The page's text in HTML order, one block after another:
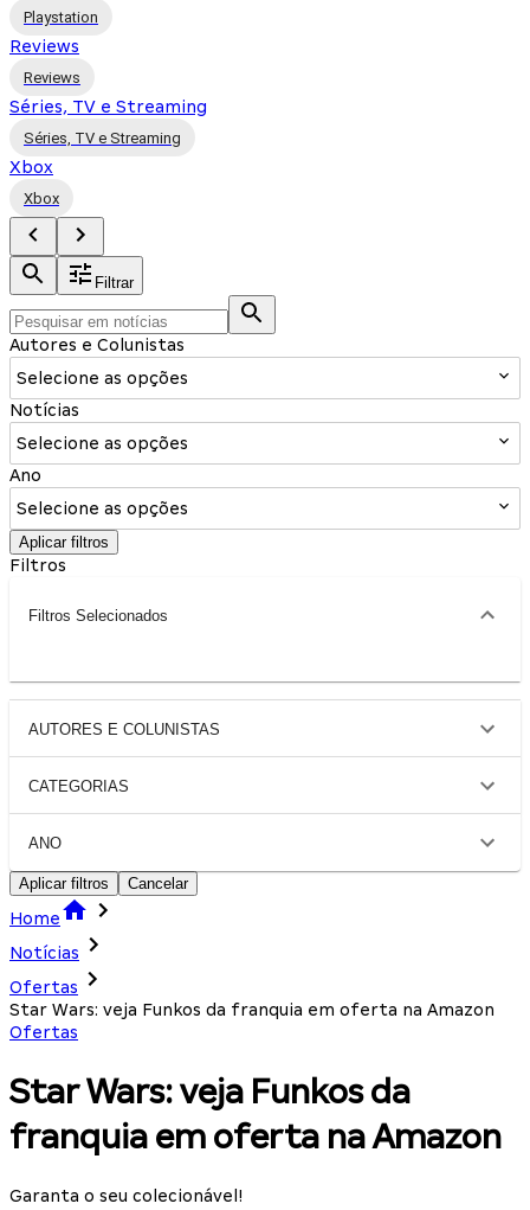
Playstation
Reviews
Reviews
Séries, TV e Streaming
Séries, TV e Streaming
Xbox
Xbox
Filtrar
Autores e Colunistas
Selecione as opções
Notícias
Selecione as opções
Ano
Selecione as opções
Aplicar filtros
Filtros
Filtros Selecionados
AUTORES E COLUNISTAS
CATEGORIAS
ANO
Aplicar filtros Cancelar
Home
Notícias
Ofertas
Star Wars: veja Funkos da franquia em oferta na Amazon
Ofertas
Star Wars: veja Funkos da
franquia em oferta na Amazon
Garanta o seu colecionável!